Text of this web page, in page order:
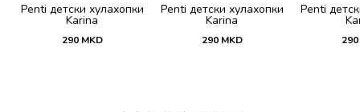
Penti детски хулахопки
Karina
290 MKD
Penti детски хулахопки
Karina
290 MKD
Penti
290